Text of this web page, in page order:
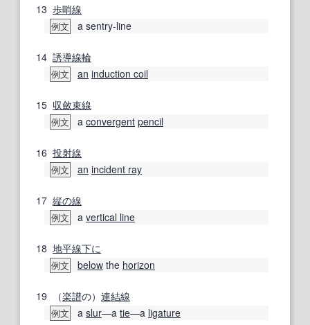
13 歩哨線
例文 a sentry-line
14 誘導線輪
例文 an induction coil
15 収斂束線
例文 a convergent pencil
16 投射線
例文 an incident ray
17 縦の線
例文 a vertical line
18 地平線下に
例文 below the horizon
19 （楽譜の） 連結線
例文 a slur―a tie―a ligature